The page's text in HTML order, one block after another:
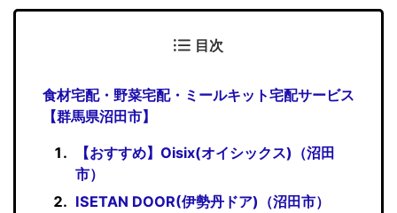
目次
食材宅配・野菜宅配・ミールキット宅配サービス
【群馬県沼田市】
【おすすめ】Oisix(オイシックス)（沼田
市）
ISETAN DOOR(伊勢丹ドア)（沼田市）